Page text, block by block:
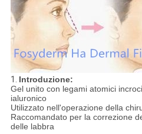
1. Introduzione:
Gel unito con legami atomici
ialuronico
Utilizzato nell'operazione della
Raccomandato per la correzione
delle labbra